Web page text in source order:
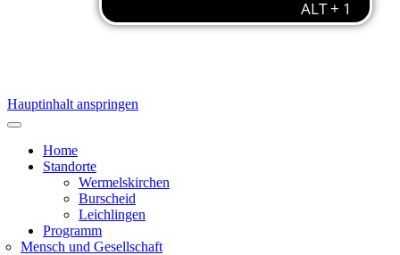
Hauptinhalt anspringen
Home
Standorte
Wermelskirchen
Burscheid
Leichlingen
Programm
Mensch und Gesellschaft